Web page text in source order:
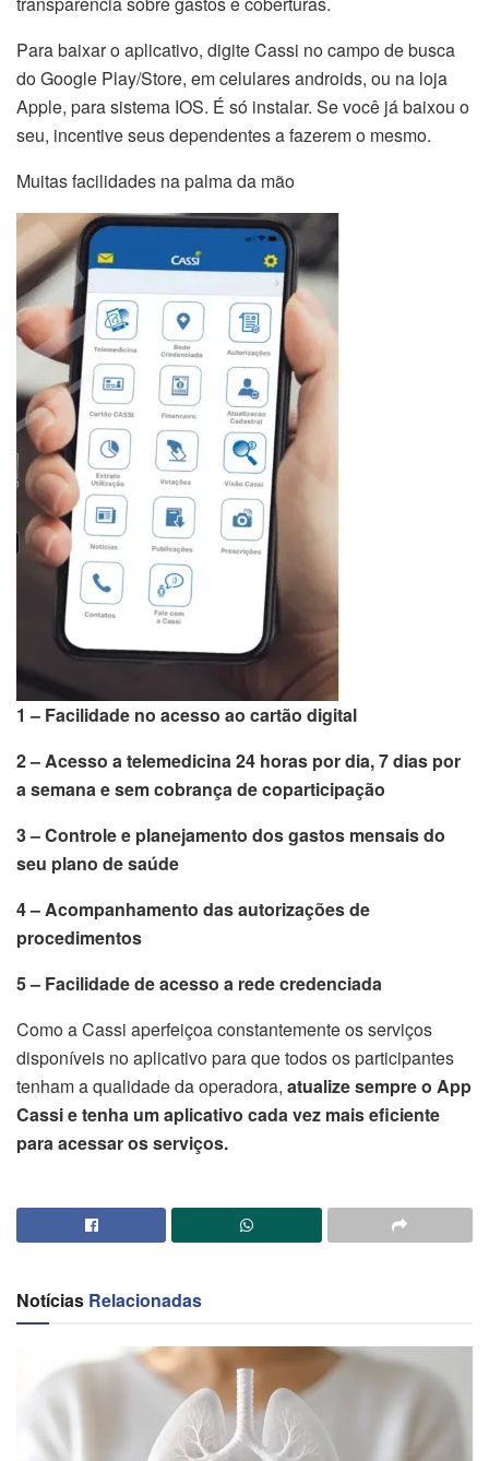
Para baixar o aplicativo, digite Cassi no campo de busca
do Google Play/Store, em celulares androids, ou na loja
Apple, para sistema IOS. É só instalar. Se você já baixou o
seu, incentive seus dependentes a fazerem o mesmo.
Muitas facilidades na palma da mão
1 – Facilidade no acesso ao cartão digital
2 – Acesso a telemedicina 24 horas por dia, 7 dias por
a semana e sem cobrança de coparticipação
3 – Controle e planejamento dos gastos mensais do
seu plano de saúde
4 – Acompanhamento das autorizações de
procedimentos
5 – Facilidade de acesso a rede credenciada
Como a Cassi aperfeiçoa constantemente os serviços
disponíveis no aplicativo para que todos os participantes
tenham a qualidade da operadora, atualize sempre o App
Cassi e tenha um aplicativo cada vez mais eficiente
para acessar os serviços.
Notícias Relacionadas